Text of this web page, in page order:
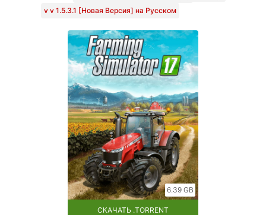
v v 1.5.3.1 [Новая Версия] на Русском
6.39 GB
СКАЧАТЬ .TORRENT